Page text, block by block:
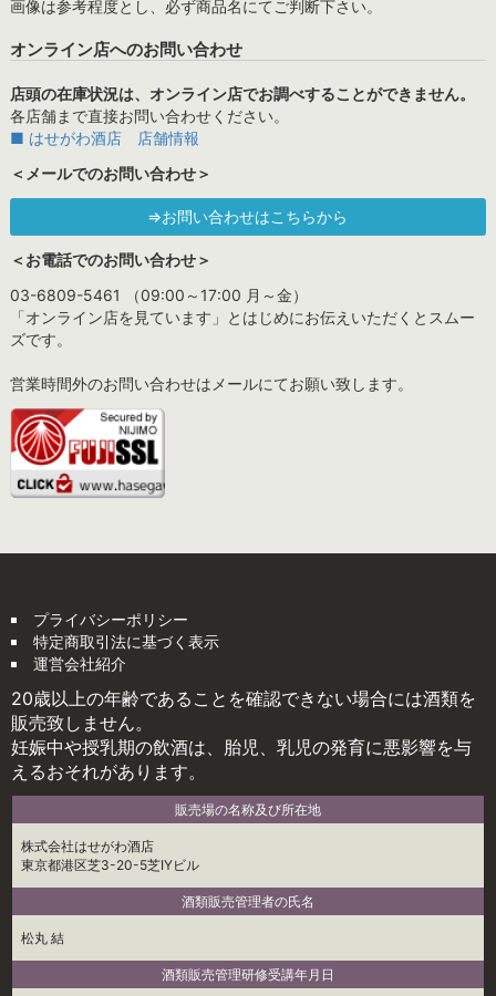
画像は参考程度とし、必ず商品名にてご判断下さい。
オンライン店へのお問い合わせ
店頭の在庫状況は、オンライン店でお調べすることができません。
各店舗まで直接お問い合わせください。
■ はせがわ酒店 店舗情報
＜メールでのお問い合わせ＞
⇒お問い合わせはこちらから
＜お電話でのお問い合わせ＞
03-6809-5461 （09:00～17:00 月～金）
「オンライン店を見ています」とはじめにお伝えいただくとスムー
ズです。
営業時間外のお問い合わせはメールにてお願い致します。
プライバシーポリシー
特定商取引法に基づく表示
運営会社紹介
20歳以上の年齢であることを確認できない場合には酒類を
販売致しません。
妊娠中や授乳期の飲酒は、胎児、乳児の発育に悪影響を与
えるおそれがあります。
販売場の名称及び所在地
株式会社はせがわ酒店
東京都港区芝3-20-5芝IYビル
酒類販売管理者の氏名
松丸 結
酒類販売管理研修受講年月日